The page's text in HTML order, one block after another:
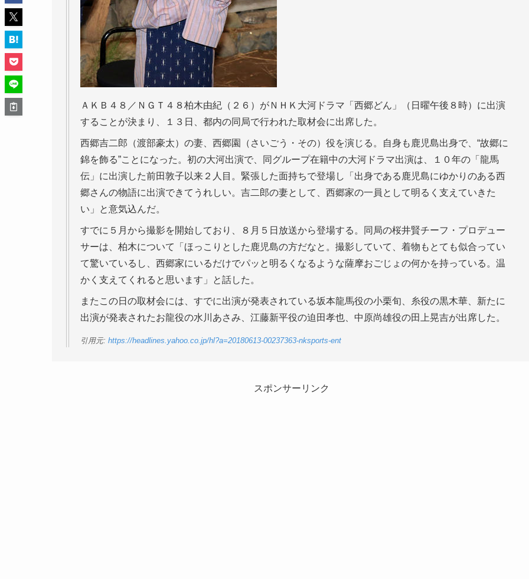
ＡＫＢ４８／ＮＧＴ４８柏木由紀（２６）がＮＨＫ大河ドラマ「西郷どん」（日曜午後８時）に出演
することが決まり、１３日、都内の同局で行われた取材会に出席した。
西郷吉二郎（渡部豪太）の妻、西郷園（さいごう・その）役を演じる。自身も鹿児島出身で、“故郷に
錦を飾る”ことになった。初の大河出演で、同グループ在籍中の大河ドラマ出演は、１０年の「龍馬
伝」に出演した前田敦子以来２人目。緊張した面持ちで登場し「出身である鹿児島にゆかりのある西
郷さんの物語に出演できてうれしい。吉二郎の妻として、西郷家の一員として明るく支えていきた
い」と意気込んだ。
すでに５月から撮影を開始しており、８月５日放送から登場する。同局の桜井賢チーフ・プロデュー
サーは、柏木について「ほっこりとした鹿児島の方だなと。撮影していて、着物もとても似合ってい
て驚いているし、西郷家にいるだけでパッと明るくなるような薩摩おごじょの何かを持っている。温
かく支えてくれると思います」と話した。
またこの日の取材会には、すでに出演が発表されている坂本龍馬役の小栗旬、糸役の黒木華、新たに
出演が発表されたお龍役の水川あさみ、江藤新平役の迫田孝也、中原尚雄役の田上晃吉が出席した。
引用元: https://headlines.yahoo.co.jp/hl?a=20180613-00237363-nksports-ent
スポンサーリンク